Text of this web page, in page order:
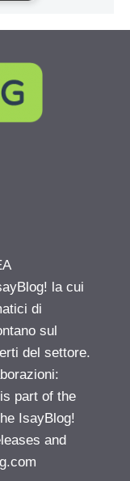
la cui
di
sul
del settore.
part of the
IsayBlog!
and